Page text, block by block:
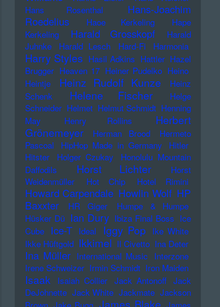
Hans Rosenthal
Hans-Joachim
Roedelius
Haoe Kerkeling
Hape
Kerkeling
Harald Grosskopf
Harald
Juhnke
Harald Lesch Hard-Fi Harmonia
Harry Styles Hasil Adkins Hattler Hazel
Brugger Heaven 17 Heiner Pudelko Heino
Heintje
Heinz Rudolf Kunze
Heinz
Schenk
Helene Fischer
Helge
Schneider Helmet Helmut Schmidt Henning
May
Henry Rollins
Herbert
Grönemeyer
Herman Brood
Hermeto
Pascoal
HipHop Made in Germany
Hitler
Hitster
Holger Czukay
Honolulu Mountain
Daffodils
Horst Lichter
Horst
Weidenmüller
Hot Chip Hotel Rimini
Howard Carpendale Howlin Wolf HP
Baxxter
HR Giger
Humpe & Humpe
Hüsker Dü Ian Dury Ibiza Final Boss Ice
Cube
Ice-T Ideal Iggy Pop Ike White
Ikke Hüftgold Ikkimel Il Civetto Ina Deter
Ina Müller International Music Interzone
Irene Schweizer Irmin Schmidt Iron Maiden
Isaak Isaiah Collier Jack Antonoff Jack
DeJohnette Jack White Jackmate Jackson